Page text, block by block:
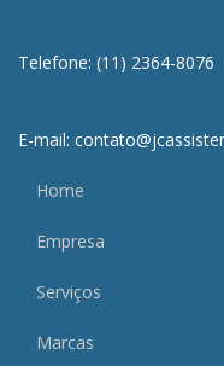
Telefone: (11) 2364-8076
E-mail:
Home
Empresa
Serviços
Marcas